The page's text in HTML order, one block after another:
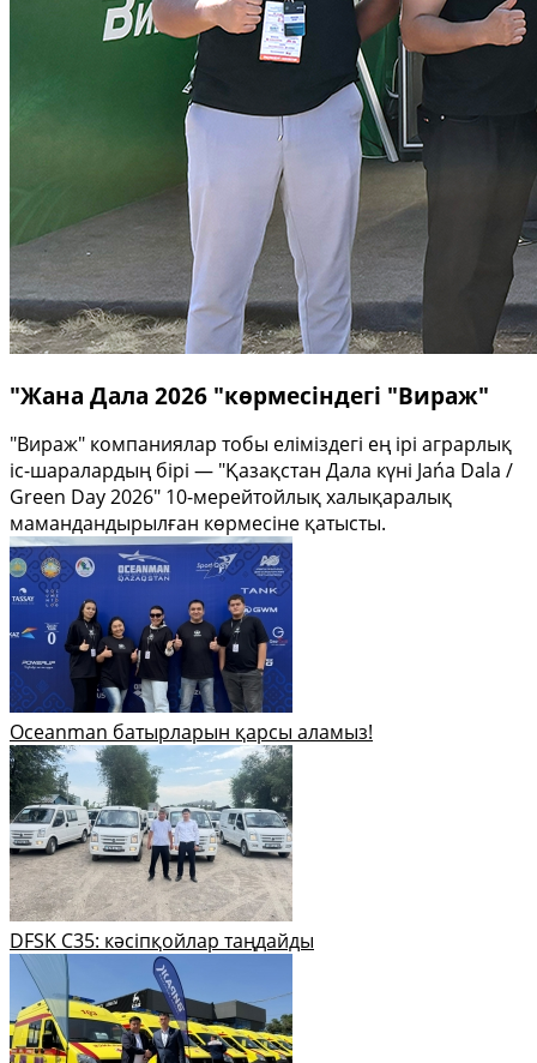
"Жана Дала 2026 "көрмесіндегі "Вираж"
"Вираж" компаниялар тобы еліміздегі ең ірі аграрлық
іс-шаралардың бірі — "Қазақстан Дала күні Jańa Dala /
Green Day 2026" 10-мерейтойлық халықаралық
мамандандырылған көрмесіне қатысты.
Oceanman батырларын қарсы аламыз!
DFSK C35: кәсіпқойлар таңдайды